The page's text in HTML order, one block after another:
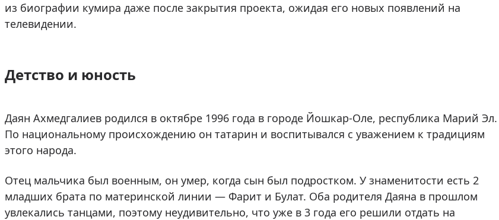
из биографии кумира даже после закрытия проекта, ожидая его новых появлений на
телевидении.
Детство и юность
Даян Ахмедгалиев родился в октябре 1996 года в городе Йошкар-Оле, республика Марий Эл.
По национальному происхождению он татарин и воспитывался с уважением к традициям
этого народа.
Отец мальчика был военным, он умер, когда сын был подростком. У знаменитости есть 2
младших брата по материнской линии — Фарит и Булат. Оба родителя Даяна в прошлом
увлекались танцами, поэтому неудивительно, что уже в 3 года его решили отдать на